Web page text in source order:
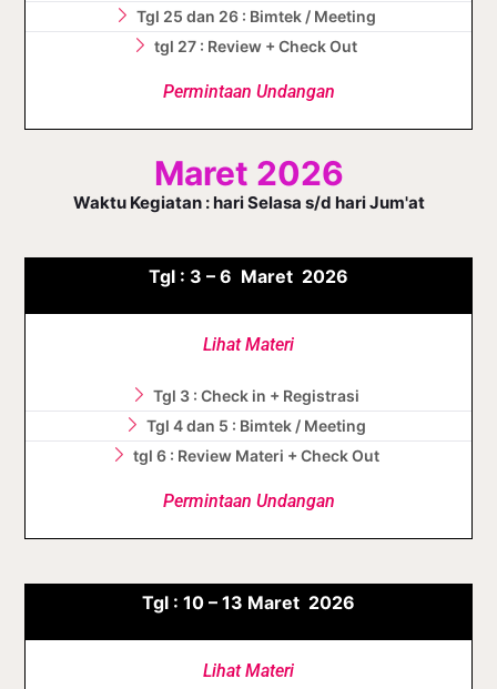
Tgl 25 dan 26 : Bimtek / Meeting
tgl 27 : Review + Check Out
Permintaan Undangan
Maret 2026
Waktu Kegiatan : hari Selasa s/d hari Jum'at
Tgl : 3 – 6 Maret 2026
Lihat Materi
Tgl 3 : Check in + Registrasi
Tgl 4 dan 5 : Bimtek / Meeting
tgl 6 : Review Materi + Check Out
Permintaan Undangan
Tgl : 10 – 13 Maret 2026
Lihat Materi